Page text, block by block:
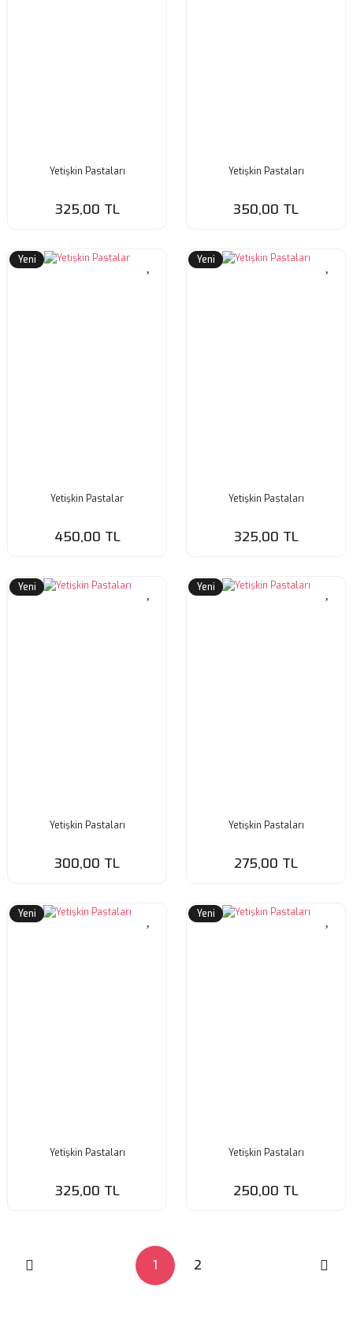
Yetişkin Pastaları
325,00 TL
Yetişkin Pastaları
350,00 TL
Yeni
Yetişkin Pastalar
450,00 TL
Yeni
Yetişkin Pastaları
325,00 TL
Yeni
Yetişkin Pastaları
300,00 TL
Yeni
Yetişkin Pastaları
275,00 TL
Yeni
Yetişkin Pastaları
325,00 TL
Yeni
Yetişkin Pastaları
250,00 TL
1 2